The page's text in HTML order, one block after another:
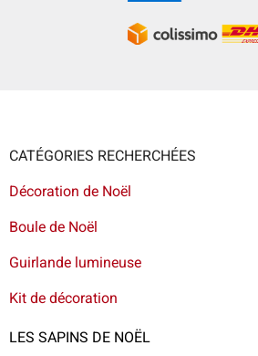
CATÉGORIES RECHERCHÉES
Décoration de Noël
Boule de Noël
Guirlande lumineuse
Kit de décoration
LES SAPINS DE NOËL